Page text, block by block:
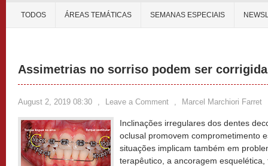
TODOS ÁREAS TEMÁTICAS SEMANAS ESPECIAIS
Assimetrias no sorriso podem ser
August 2, 2019 08:30 , Leave a Comment , Marcel Marchiori Farret
Inclinações irregulares dos dentes
oclusal promovem comprometimento
situações implicam também em
terapêutico, a ancoragem